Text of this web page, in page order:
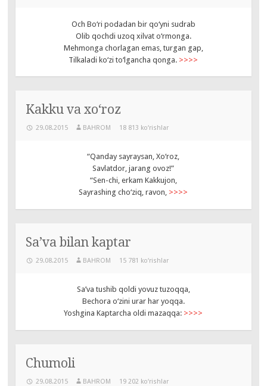
Och Bo‘ri podadan bir qo‘yni sudrab
Olib qochdi uzoq xilvat o‘rmonga.
Mehmonga chorlagan emas, turgan gap,
Tilkaladi ko‘zi to‘lgancha qonga. >>>>
Kakku va xo‘roz
29.08.2015 BAHROM 18 813 ko‘rishlar
“Qanday sayraysan, Xo‘roz,
Savlatdor, jarang ovoz!”
“Sen-chi, erkam Kakkujon,
Sayrashing cho‘ziq, ravon, >>>>
Sa’va bilan kaptar
29.08.2015 BAHROM 15 781 ko‘rishlar
Sa’va tushib qoldi yovuz tuzoqqa,
Bechora o‘zini urar har yoqqa.
Yoshgina Kaptarcha oldi mazaqqa: >>>>
Chumoli
29.08.2015 BAHROM 19 202 ko‘rishlar